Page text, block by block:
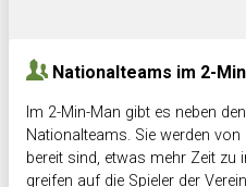
Nationalteams im 2-
Im 2-Min-Man gibt es neben
Nationalteams. Sie werden
bereit sind, etwas mehr Zeit zu
greifen auf die Spieler der